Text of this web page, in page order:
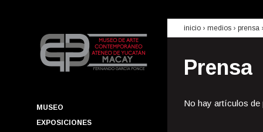
MUSEO
EXPOSICIONES
inicio › medios › prensa
Prensa
No hay artículos de